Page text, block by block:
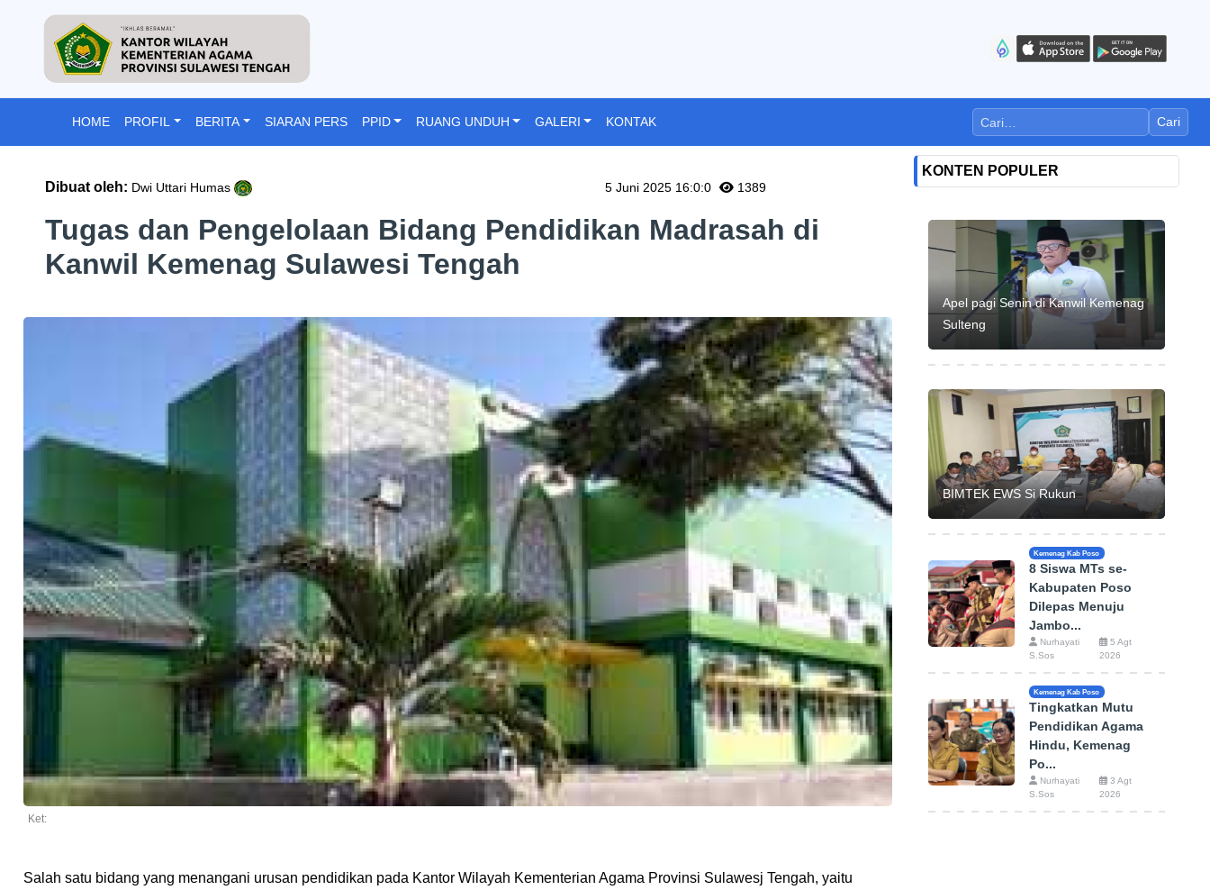
HOME PROFIL BERITA SIARAN PERS PPID RUANG UNDUH GALERI KONTAK Cari
Dibuat oleh: Dwi Uttari Humas 5 Juni 2025 16:0:0 1389
Tugas dan Pengelolaan Bidang Pendidikan Madrasah di
Kanwil Kemenag Sulawesi Tengah
Ket:
Salah satu bidang yang menangani urusan pendidikan pada Kantor Wilayah Kementerian Agama Provinsi Sulawesj Tengah, yaitu
KONTEN POPULER
Apel pagi Senin di Kanwil Kemenag
Sulteng
BIMTEK EWS Si Rukun
Kemenag Kab Poso
8 Siswa MTs se-
Kabupaten Poso
Dilepas Menuju
Jambo...
Nurhayati
S.Sos
5 Agt
2026
Kemenag Kab Poso
Tingkatkan Mutu
Pendidikan Agama
Hindu, Kemenag
Po...
Nurhayati
S.Sos
3 Agt
2026